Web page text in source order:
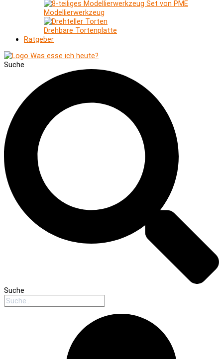
Modellierwerkzeug
Drehbare Tortenplatte
Ratgeber
Suche
Suche